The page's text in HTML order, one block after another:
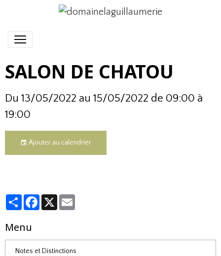
SALON DE CHATOU
Du 13/05/2022 au 15/05/2022 de 09:00 à
19:00
Ajouter au calendrier
PartagerFacebook
X
Menu
Notes et Distinctions